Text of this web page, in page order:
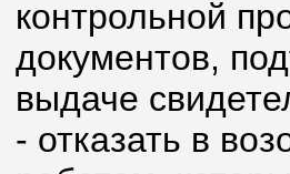
контрольной
документов,
выдаче
- отказать в